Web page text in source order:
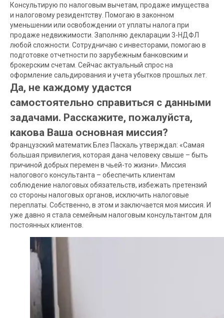
Консультирую по налоговым вычетам, продаже имущества
и налоговому резидентству. Помогаю в законном
уменьшении или освобождении от уплаты налога при
продаже недвижимости. Заполняю декларации 3-НДФЛ
любой сложности. Сотрудничаю с инвесторами, помогаю в
подготовке отчетности по зарубежным банковским и
брокерским счетам. Сейчас актуальный спрос на
оформление сальдирования и учета убытков прошлых лет.
Да, не каждому удастся
самостоятельно справиться с данными
задачами. Расскажите, пожалуйста,
какова Ваша основная миссия?
Французский математик Блез Паскаль утверждал: «Самая
большая привилегия, которая дана человеку свыше – быть
причиной добрых перемен в чьей-то жизни». Миссия
налогового консультанта – обеспечить клиентам
соблюдение налоговых обязательств, избежать претензий
со стороны налоговых органов, исключить налоговые
переплаты. Собственно, в этом и заключается моя миссия. И
уже давно я стала семейным налоговым консультантом для
постоянных клиентов.